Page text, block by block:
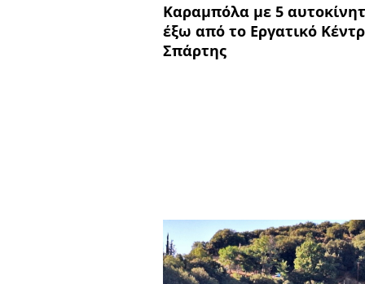
Καραμπόλα με 5
έξω από το Εργατικό
Σπάρτης